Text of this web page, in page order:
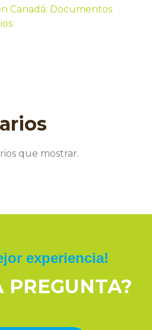
Canadá: Documentos
que mostrar.
experiencia!
PREGUNTA?